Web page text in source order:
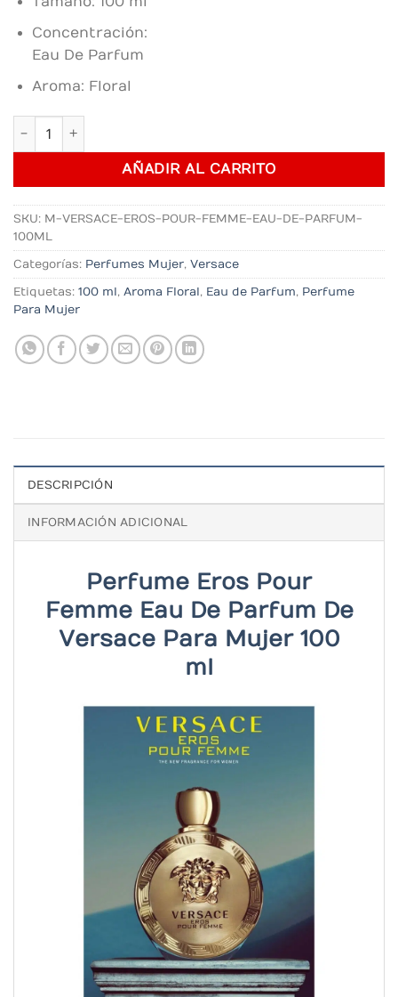
was:
$340.000.
Concentración:
Eau De Parfum
Aroma: Floral
Perfume Eros Pour Femme Eau De Parfum cantidad
AÑADIR AL CARRITO
SKU: M-VERSACE-EROS-POUR-FEMME-EAU-DE-PARFUM-
100ML
Categorías: Perfumes Mujer, Versace
Etiquetas: 100 ml, Aroma Floral, Eau de Parfum, Perfume
Para Mujer
DESCRIPCIÓN
INFORMACIÓN ADICIONAL
Perfume Eros Pour
Femme Eau De Parfum De
Versace Para Mujer 100
ml